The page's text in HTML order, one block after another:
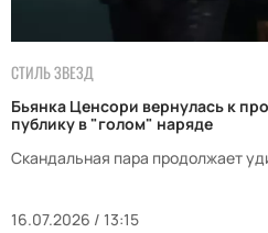
СТИЛЬ ЗВЕЗД
Бьянка Ценсори вернулась к
публику в "голом" наряде
Скандальная пара продолжает
16.07.2026 / 13:15